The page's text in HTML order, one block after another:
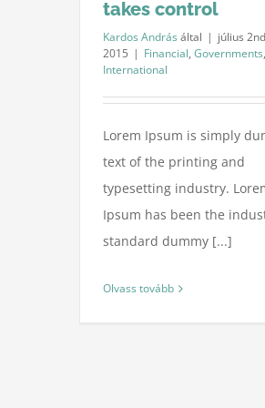
takes control
Kardos András által | július
2015 | Financial, Governments,
International
Lorem Ipsum is simply
text of the printing and
typesetting industry.
Ipsum has been the
standard dummy [...]
Olvass tovább